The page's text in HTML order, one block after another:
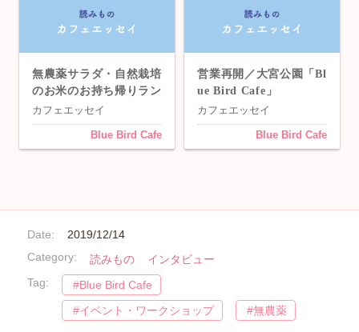
無農薬サラダ・自然栽培
のお米のお持ち帰りラン
チBOX／大宮公園「Blu
e Bird Cafe」
カフェエッセイ
Blue Bird Cafe
営業再開／大宮公園「Bl
ue Bird Cafe」
カフェエッセイ
Blue Bird Cafe
Date:
2019/12/14
Category:
読みもの
インタビュー
Tag:
Blue Bird Cafe
イベント・ワークショップ
無農薬